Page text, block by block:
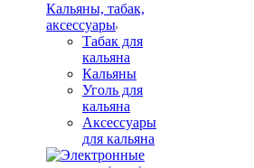
Кальяны, табак,
аксессуары
Табак для
кальяна
Кальяны
Уголь для
кальяна
Аксессуары
для кальяна